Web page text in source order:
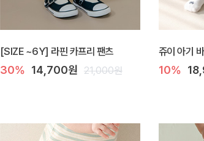
[SIZE ~6Y] 라핀 카프리 팬츠
30% 14,700원 21,000원
쥬이 아기
10%